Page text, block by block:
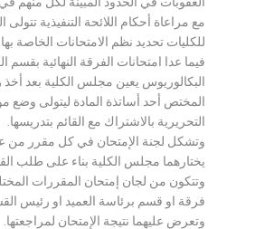
مع مراعاة أحكام اللائحة التنفيذية تتولى
للكليات تحديد نظم الامتحانات الخاصة بها.
فيما عدا امتحانات الفرقة النهائية بقسم
البكالوريوس يعين مجلس الكلية بعد
المختص أحد أساتذة المادة ليتولى وضع
التحريرية بالاشتراك مع القائم بتدريسها.
وتشكل لجنة الإمتحان في كل مقرر من
يختارهما مجلس الكلية بناء على طلب
وتتكون من لجان إمتحان المقررات
فرقة او قسم برئاسة العميد او رئيس
وتعرض عليهما نتيجة الإمتحان لمراجعتها.